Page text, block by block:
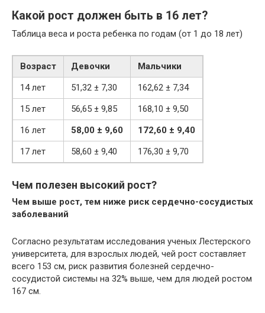
Какой рост должен быть в 16 лет?
Таблица веса и роста ребенка по годам (от 1 до 18 лет)
Возраст Девочки
Мальчики
14 лет
51,32 ± 7,30
162,62 ± 7,34
15 лет
56,65 ± 9,85
168,10 ± 9,50
16 лет
58,00 ± 9,60
172,60 ± 9,40
17 лет
58,60 ± 9,40 176,30 ± 9,70
Чем полезен высокий рост?
Чем выше рост, тем ниже риск сердечно-сосудистых
заболеваний
Согласно результатам исследования ученых Лестерского
университета, для взрослых людей, чей рост составляет
всего 153 см, риск развития болезней сердечно-
сосудистой системы на 32% выше, чем для людей ростом
167 см.